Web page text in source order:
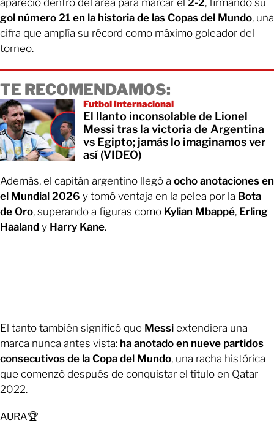
apareció dentro del área para marcar el 2-2, firmando su
gol número 21 en la historia de las Copas del Mundo, una
cifra que amplía su récord como máximo goleador del
torneo.
TE RECOMENDAMOS:
Futbol Internacional
El llanto inconsolable de Lionel
Messi tras la victoria de Argentina
vs Egipto; jamás lo imaginamos ver
así (VIDEO)
Además, el capitán argentino llegó a ocho anotaciones en
el Mundial 2026 y tomó ventaja en la pelea por la Bota
de Oro, superando a figuras como Kylian Mbappé, Erling
Haaland y Harry Kane.
El tanto también significó que Messi extendiera una
marca nunca antes vista: ha anotado en nueve partidos
consecutivos de la Copa del Mundo, una racha histórica
que comenzó después de conquistar el título en Qatar
2022.
AURA🏆